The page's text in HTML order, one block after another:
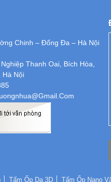
Chinh – Đống Đa – Hà Nội
Thanh Oai, Bích Hòa,
Hà Nội
Tấm Ốp Da 3D Tấm Ốp Nano